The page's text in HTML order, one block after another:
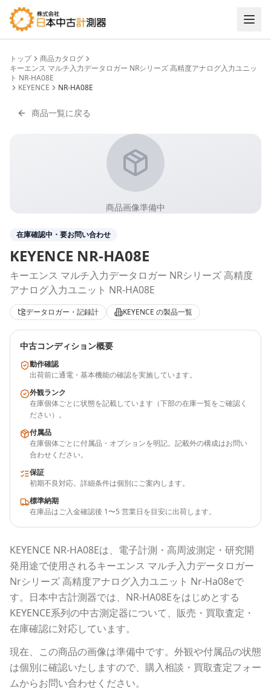
トップ
商品カタログ
キーエンス マルチ入力データロガー NRシリーズ 高精度アナログ入力ユニッ
ト NR-HA08E
KEYENCE
NR-HA08E
商品一覧に戻る
商品画像準備中
在庫確認中・要お問い合わせ
KEYENCE NR-HA08E
キーエンス マルチ入力データロガー NRシリーズ 高精度
アナログ入力ユニット NR-HA08E
データロガー・記録計 KEYENCE の製品一覧
中古コンディション概要
動作確認
出荷前に通電・基本機能の確認を実施しています。
外観ランク
在庫個体ごとに状態を記載しています（下部の在庫一覧をご確認く
ださい）。
付属品
在庫個体ごとに付属品・オプションを明記。記載外の構成はお問い
合わせください。
保証
初期不良対応。詳細条件は個別にご案内します。
標準納期
在庫品はご入金確認後 1〜5 営業日を目安に出荷します。
KEYENCE NR-HA08Eは、電子計測・高周波測定・研究開
発用途で使用されるキーエンス マルチ入力データロガー
Nrシリーズ 高精度アナログ入力ユニット Nr-Ha08eで
す。 日本中古計測器では、 NR-HA08Eをはじめとする
KEYENCE系列の中古測定器について、販売・買取査定・
在庫確認に対応しています。
現在、この商品の画像は準備中です。外観や付属品の状態
は個別に確認いたしますので、購入相談・買取査定フォー
ムからお問い合わせください。